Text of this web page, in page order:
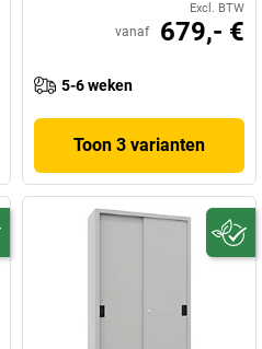
Excl. BTW
vanaf 679,- €
5-6 weken
Toon 3 varianten